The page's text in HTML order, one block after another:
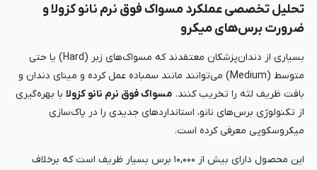
تحلیل تخصصی عملکرد مسواک فوق نرم نانو کزولا و
ضرورت برس‌های میکرو
بسیاری از دندان‌پزشکان معتقدند که مسواک‌های زبر (Hard) یا حتی
متوسط (Medium) می‌توانند مانند سمباده عمل کرده و مینای دندان و
بافت ظریف لثه را تخریب کنند. مسواک فوق نرم نانو کزولابا بهره‌گیری
از تکنولوژی برس‌های نانو، استانداردهای جدیدی را در پاک‌سازی
میکروسکوپی معرفی کرده است.
این محصول دارای بیش از ۱۰,۰۰۰ برس بسیار ظریف است که برخلاف